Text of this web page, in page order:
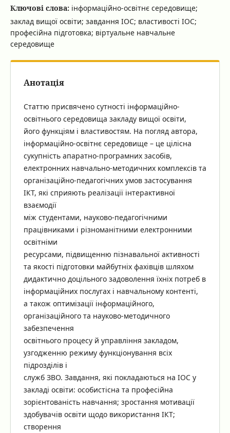
Ключові слова: інформаційно-освітнє середовище;
заклад вищої освіти; завдання ІОС; властивості ІОС;
професійна підготовка; віртуальне навчальне
середовище
Анотація
Статтю присвячено сутності інформаційно-
освітнього середовища закладу вищої освіти,
його функціям і властивостям. На погляд автора,
інформаційно-освітнє середовище – це цілісна
сукупність апаратно-програмних засобів,
електронних навчально-методичних комплексів та
організаційно-педагогічних умов застосування
ІКТ, які сприяють реалізації інтерактивної
взаємодії
між студентами, науково-педагогічними
працівниками і різноманітними електронними
освітніми
ресурсами, підвищенню пізнавальної активності
та якості підготовки майбутніх фахівців шляхом
дидактично доцільного задоволення їхніх потреб в
інформаційних послугах і навчальному контенті,
а також оптимізації інформаційного,
організаційного та науково-методичного
забезпечення
освітнього процесу й управління закладом,
узгодженню режиму функціонування всіх
підрозділів і
служб ЗВО. Завдання, які покладаються на ІОС у
закладі освіти: особистісна та професійна
зорієнтованість навчання; зростання мотивації
здобувачів освіти щодо використання ІКТ;
створення